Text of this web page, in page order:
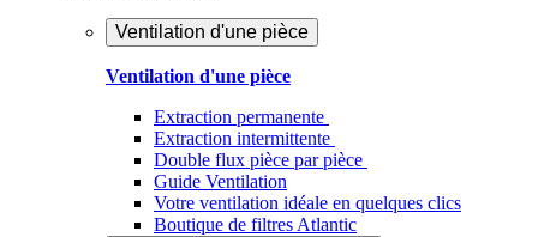
Ventilation d'une pièce
Ventilation d'une pièce
Extraction permanente
Extraction intermittente
Double flux pièce par pièce
Guide Ventilation
Votre ventilation idéale en quelques clics
Boutique de filtres Atlantic